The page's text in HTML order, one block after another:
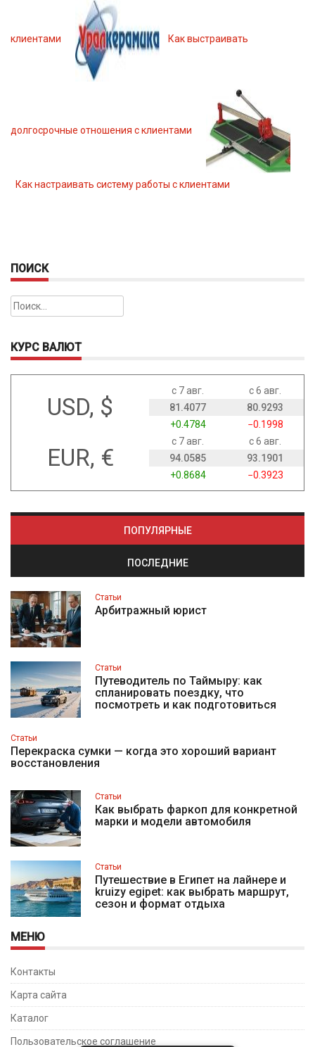
клиентами Как выстраивать
долгосрочные отношения с клиентами
Как настраивать систему работы с клиентами
ПОИСК
Найти:
КУРС ВАЛЮТ
USD, $
с 7 авг.
с 6 авг.
81.4077
80.9293
+0.4784
−0.1998
EUR, €
с 7 авг.
с 6 авг.
94.0585
93.1901
+0.8684
−0.3923
ПОПУЛЯРНЫЕ
ПОСЛЕДНИЕ
Статьи
Арбитражный юрист
Статьи
Путеводитель по Таймыру: как
спланировать поездку, что
посмотреть и как подготовиться
Статьи
Перекраска сумки — когда это хороший вариант
восстановления
Статьи
Как выбрать фаркоп для конкретной
марки и модели автомобиля
Статьи
Путешествие в Египет на лайнере и
kruizy egipet: как выбрать маршрут,
сезон и формат отдыха
МЕНЮ
Контакты
Карта сайта
Каталог
Пользовательское соглашение